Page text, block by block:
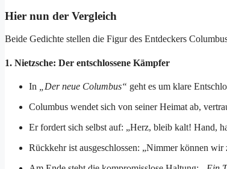
Hier nun der Vergleich
Beide Gedichte stellen die Figur des Entdeckers
1. Nietzsche: Der entschlossene Kämpfer
In „Der neue Columbus“ geht es um klare
Columbus wendet sich von seiner Heimat ab,
Er fordert sich selbst auf: „Herz, bleib kalt! Hand,
Rückkehr ist ausgeschlossen: „Nimmer können wir